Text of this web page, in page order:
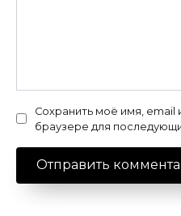
Сохранить моё имя, email
браузере для